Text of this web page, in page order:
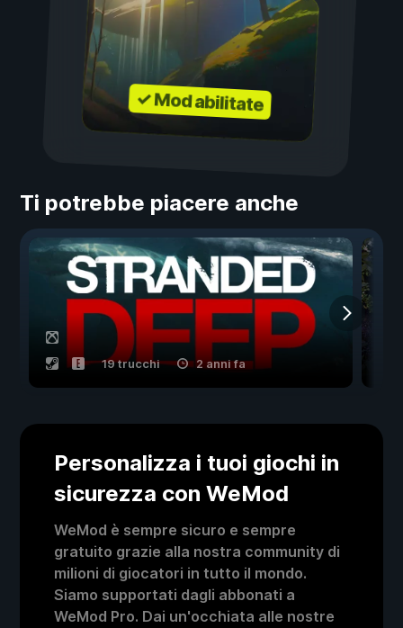
✓ Mod abilitate
Ti potrebbe piacere anche
19 trucchi 2 anni fa
Personalizza i tuoi giochi in
sicurezza con WeMod
WeMod è sempre sicuro e sempre
gratuito grazie alla nostra community di
milioni di giocatori in tutto il mondo.
Siamo supportati dagli abbonati a
WeMod Pro. Dai un'occhiata alle nostre